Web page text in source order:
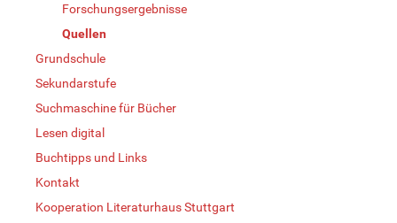
Forschungsergebnisse
Quellen
Grundschule
Sekundarstufe
Suchmaschine für Bücher
Lesen digital
Buchtipps und Links
Kontakt
Kooperation Literaturhaus Stuttgart